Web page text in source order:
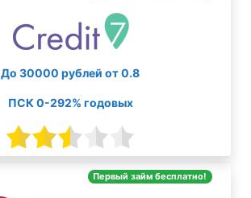
До 30000 рублей от 0.8
ПСК 0-292% годовых
Первый займ бесплатно!